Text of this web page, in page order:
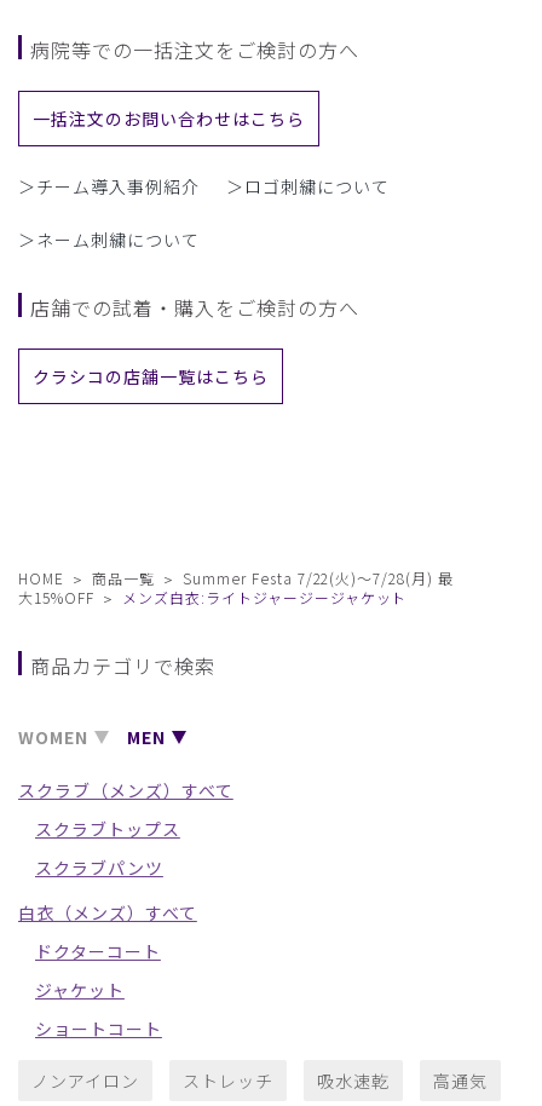
病院等での一括注文をご検討の方へ
一括注文のお問い合わせはこちら
＞チーム導入事例紹介 ＞ロゴ刺繍について
＞ネーム刺繍について
店舗での試着・購入をご検討の方へ
クラシコの店舗一覧はこちら
HOME 商品一覧
Summer Festa 7/22(火)〜7/28(月) 最
大15%OFF
メンズ白衣:ライトジャージージャケット
商品カテゴリで検索
WOMEN MEN
スクラブ（メンズ）すべて
スクラブトップス
スクラブパンツ
白衣（メンズ）すべて
ドクターコート
ジャケット
ショートコート
ノンアイロン ストレッチ 吸水速乾 高通気